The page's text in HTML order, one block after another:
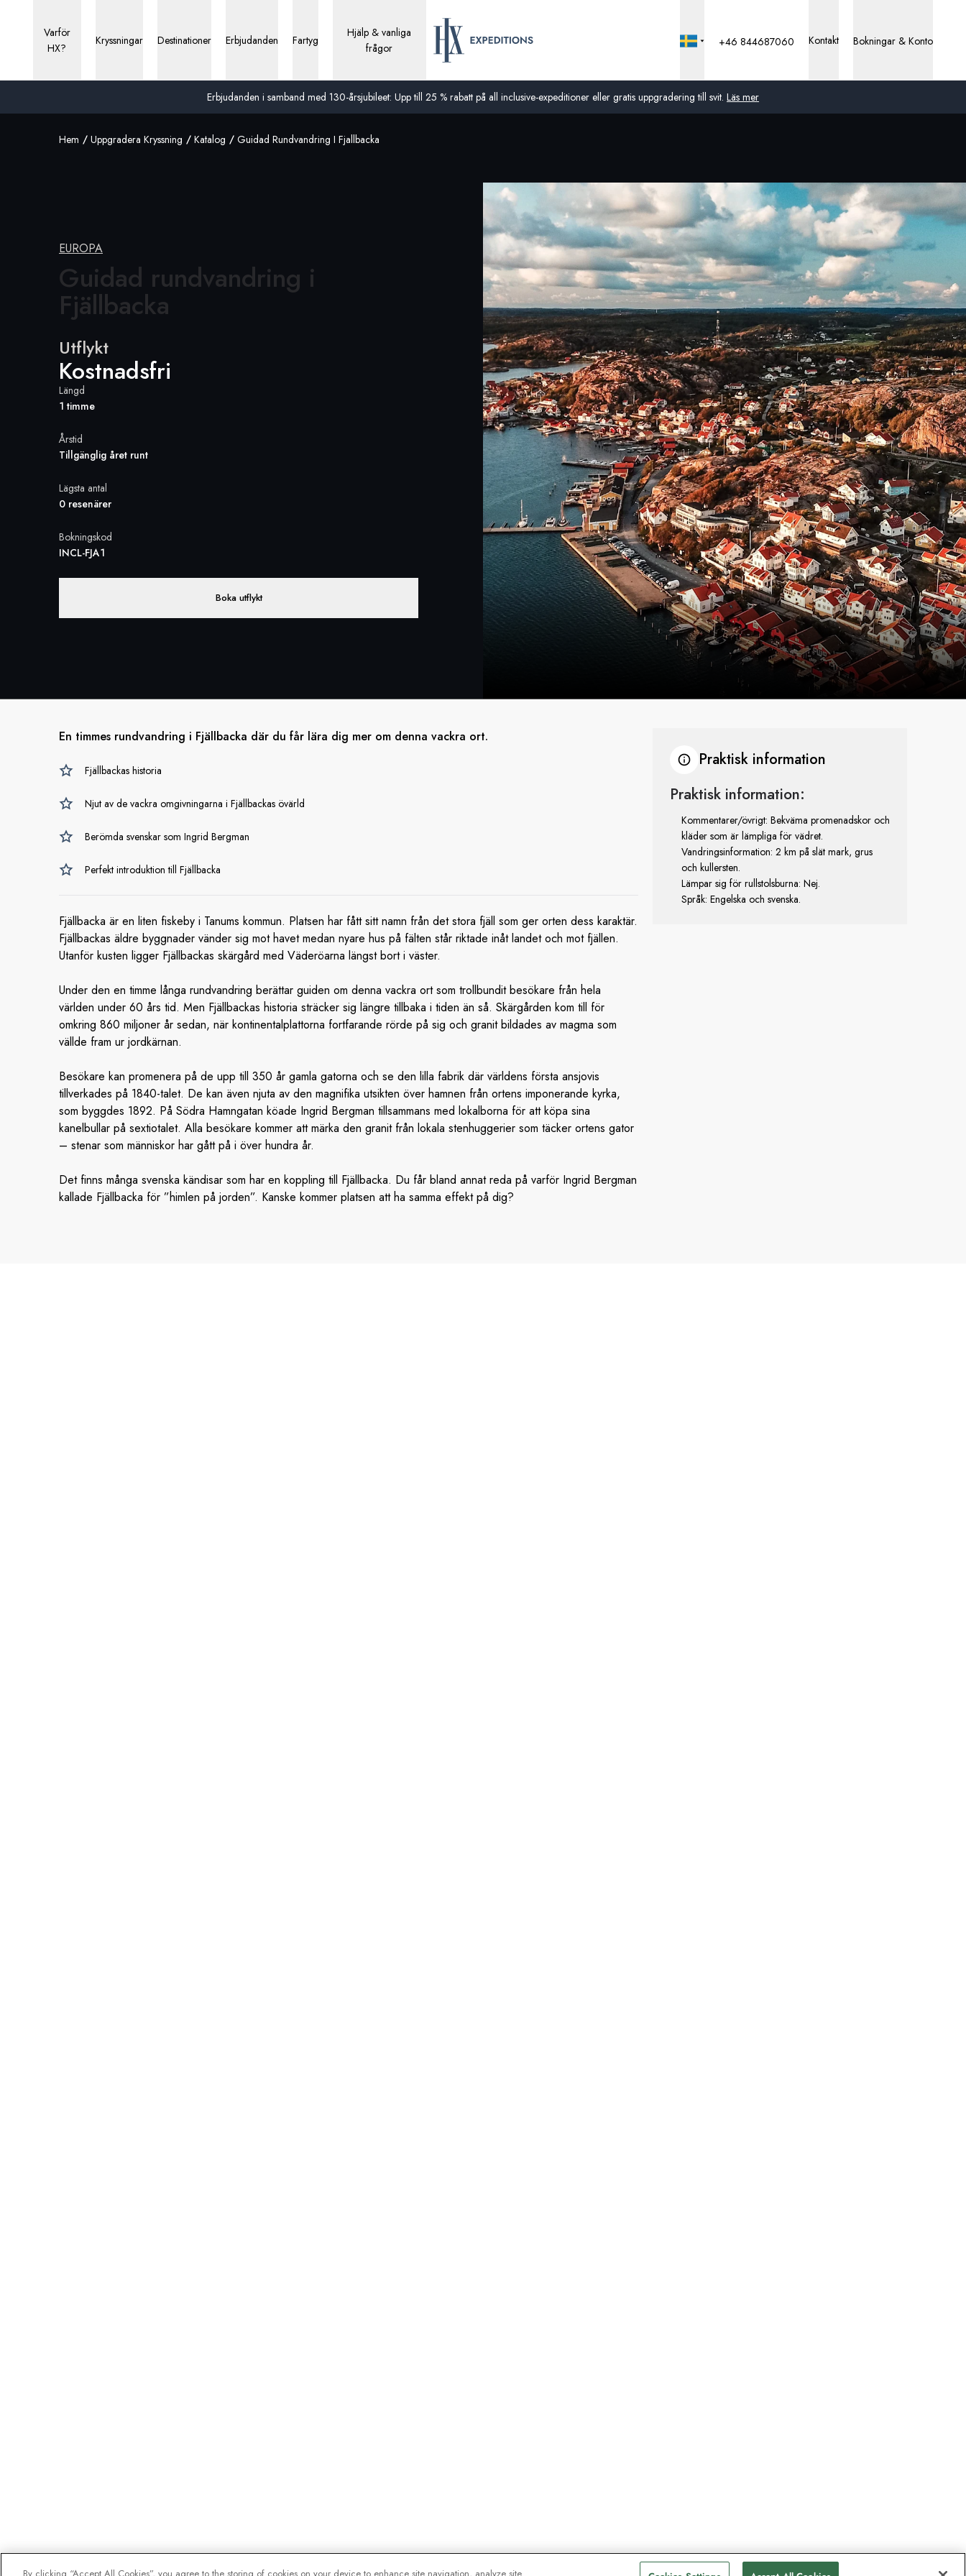
Erbjudanden i samband med 130-årsjubileet: Upp till 25 % rabatt på all inclusive-expeditioner eller gratis uppgradering till svit. Läs mer
Varför
HX?
Kryssningar Destinationer Erbjudanden Fartyg
Hjälp & vanliga
frågor
Storbritannien
USA
Tyskland
Schweiz
Frankrike
Sverige
Danmark
Norge
+46 844687060 Kontakt Bokningar & Konto
Hem Uppgradera Kryssning Katalog Guidad Rundvandring I Fjallbacka
EUROPA
Guidad rundvandring i
Fjällbacka
Utflykt
Kostnadsfri
Längd
1 timme
Årstid
Tillgänglig året runt
Lägsta antal
0 resenärer
Bokningskod
INCL-FJA1
Boka utflykt
En timmes rundvandring i Fjällbacka där du får lära dig mer om denna vackra ort.
Fjällbackas historia
Njut av de vackra omgivningarna i Fjällbackas övärld
Berömda svenskar som Ingrid Bergman
Perfekt introduktion till Fjällbacka
Fjällbacka är en liten fiskeby i Tanums kommun. Platsen har fått sitt namn från det stora fjäll som ger orten dess karaktär.
Fjällbackas äldre byggnader vänder sig mot havet medan nyare hus på fälten står riktade inåt landet och mot fjällen.
Utanför kusten ligger Fjällbackas skärgård med Väderöarna längst bort i väster.
Under den en timme långa rundvandring berättar guiden om denna vackra ort som trollbundit besökare från hela
världen under 60 års tid. Men Fjällbackas historia sträcker sig längre tillbaka i tiden än så. Skärgården kom till för
omkring 860 miljoner år sedan, när kontinentalplattorna fortfarande rörde på sig och granit bildades av magma som
vällde fram ur jordkärnan.
Besökare kan promenera på de upp till 350 år gamla gatorna och se den lilla fabrik där världens första ansjovis
tillverkades på 1840-talet. De kan även njuta av den magnifika utsikten över hamnen från ortens imponerande kyrka,
som byggdes 1892. På Södra Hamngatan köade Ingrid Bergman tillsammans med lokalborna för att köpa sina
kanelbullar på sextiotalet. Alla besökare kommer att märka den granit från lokala stenhuggerier som täcker ortens gator
– stenar som människor har gått på i över hundra år.
Det finns många svenska kändisar som har en koppling till Fjällbacka. Du får bland annat reda på varför Ingrid Bergman
kallade Fjällbacka för ”himlen på jorden”. Kanske kommer platsen att ha samma effekt på dig?
Praktisk information
Praktisk information:
Kommentarer/övrigt: Bekväma promenadskor och
kläder som är lämpliga för vädret.
Vandringsinformation: 2 km på slät mark, grus
och kullersten.
Lämpar sig för rullstolsburna: Nej.
Språk: Engelska och svenska.